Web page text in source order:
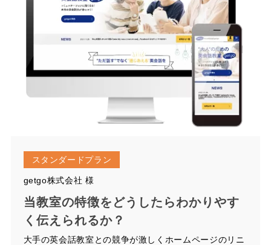
スタンダードプラン
getgo株式会社 様
当教室の特徴をどうしたらわかりやす
く伝えられるか？
大手の英会話教室との競争が激しくホームページのリニ